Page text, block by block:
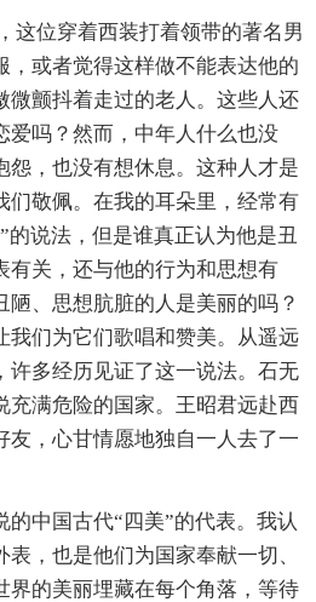
这位穿着西装打着领带的著名男
，或者觉得这样做不能表达他的
微颤抖着走过的老人。这些人还
爱吗？然而，中年人什么也没
怨，也没有想休息。这种人才是
们敬佩。在我的耳朵里，经常有
的说法，但是谁真正认为他是丑
有关，还与他的行为和思想有
陋、思想肮脏的人是美丽的吗？
我们为它们歌唱和赞美。从遥远
许多经历见证了这一说法。石无
充满危险的国家。王昭君远赴西
友，心甘情愿地独自一人去了一
的中国古代“四美”的代表。我认
，也是他们为国家奉献一切、
界的美丽埋藏在每个角落，等待